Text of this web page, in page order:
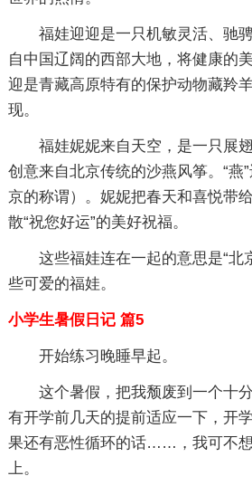
福娃迎迎是一只机敏灵活、驰
自中国辽阔的西部大地，将健康的
迎是青藏高原特有的保护动物藏羚
现。
福娃妮妮来自天空，是一只展
创意来自北京传统的沙燕风筝。“燕
京的称谓）。妮妮把春天和喜悦带
散“祝您好运”的美好祝福。
这些福娃连在一起的意思是“北
些可爱的福娃。
小学生暑假日记 篇5
开始练习晚睡早起。
这个暑假，把我颓废到一个十
有开学前几天的提前适应一下，开
果还有恶性循环的话……，我可不
上。